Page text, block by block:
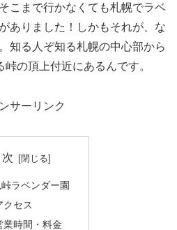
こまで行かなくても札幌でラベ
ありました！しかもそれが、な
知る人ぞ知る札幌の中心部から
の頂上付近にあるんです。
サーリンク
次
ラベンダー園
クセス
業時間・料金